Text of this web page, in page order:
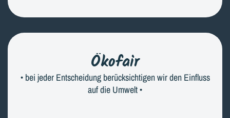
Ökofair
• bei jeder Entscheidung berücksichtigen wir den Einfluss
auf die Umwelt •